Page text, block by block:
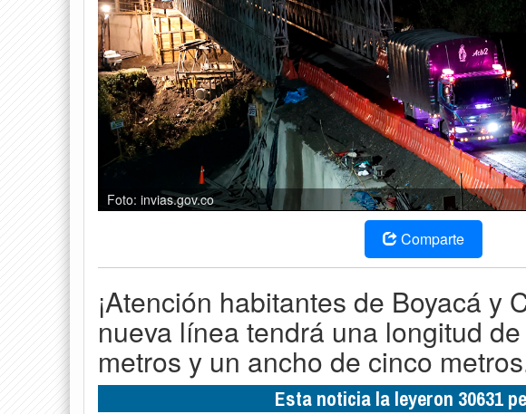
Foto: invias.gov.co
Comparte
¡Atención habitantes de Boyacá y
nueva línea tendrá una longitud
metros y un ancho de cinco
Esta noticia la leyeron 30631